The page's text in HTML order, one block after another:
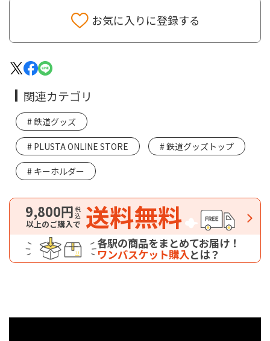
お気に入りに登録する
関連カテゴリ
鉄道グッズ
PLUSTA ONLINE STORE 鉄道グッズトップ
キーホルダー
9,800円税込
以上のご購入で 送料無料
各駅の商品をまとめてお届け！
ワンバスケット購入とは？